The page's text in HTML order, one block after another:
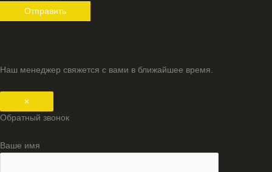
Наш менеджер свяжется с вами в ближайшее время.
×
Обратный звонок
Ваше имя